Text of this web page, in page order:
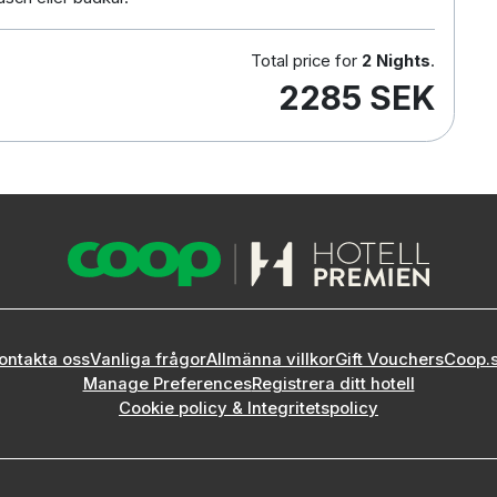
Total price for 2 Nights.
2285 SEK
ossVanliga frågorAllmänna villkorGift Vouchers
Manage PreferencesRegistrera ditt hotell
Cookie policy & Integritetspolicy